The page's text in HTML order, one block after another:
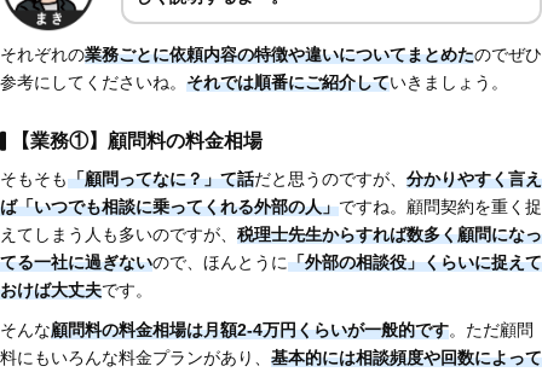
それぞれの業務ごとに依頼内容の特徴や違いについてまとめたのでぜひ
参考にしてくださいね。 それでは順番にご紹介していきましょう。
【業務①】顧問料の料金相場
そもそも「顧問ってなに？」て話だと思うのですが、 分かりやすく言え
ば「いつでも相談に乗ってくれる外部の人」ですね。顧問契約を重く捉
えてしまう人も多いのですが、 税理士先生からすれば数多く顧問になっ
てる一社に過ぎないので、ほんとうに「外部の相談役」くらいに捉えて
おけば大丈夫です。
そんな顧問料の料金相場は月額2-4万円くらいが一般的です。ただ顧問
料にもいろんな料金プランがあり、 基本的には相談頻度や回数によって